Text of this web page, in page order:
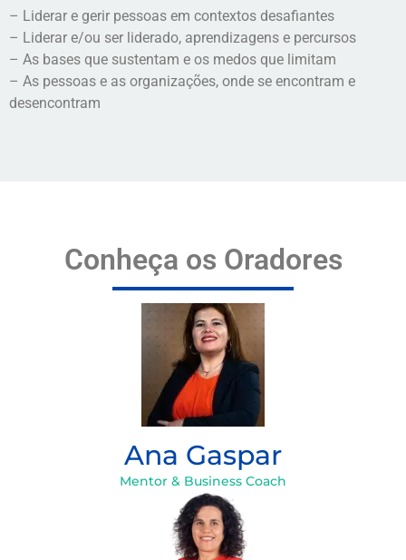
– Liderar e gerir pessoas em contextos desafiantes
– Liderar e/ou ser liderado, aprendizagens e percursos
– As bases que sustentam e os medos que limitam
– As pessoas e as organizações, onde se encontram e
desencontram
Conheça os Oradores
Ana Gaspar
Mentor & Business Coach